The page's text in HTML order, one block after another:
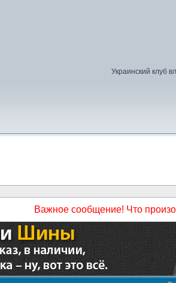
Украинский клуб
Важное сообщение! Что